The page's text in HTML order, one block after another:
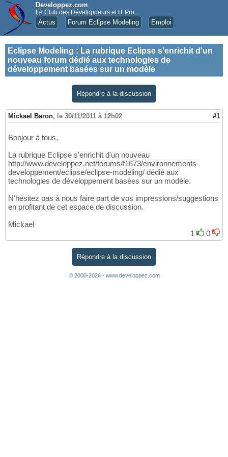
Developpez.com
Le Club des Développeurs et IT Pro
Actus Forum Eclipse Modeling Emploi
Eclipse Modeling : La rubrique Eclipse s'enrichit d'un
nouveau forum dédié aux technologies de
développement basées sur un modèle
Répondre à la discussion
Mickael Baron, le 30/11/2011 à 12h02 #1
Bonjour à tous,
La rubrique Eclipse s'enrichit d'un nouveau
http://www.developpez.net/forums/f1673/environnements-
developpement/eclipse/eclipse-modeling/ dédié aux
technologies de développement basées sur un modèle.
N'hésitez pas à nous faire part de vos impressions/suggestions
en profitant de cet espace de discussion.
Mickael
1
0
Répondre à la discussion
© 2000-2026 - www.developpez.com